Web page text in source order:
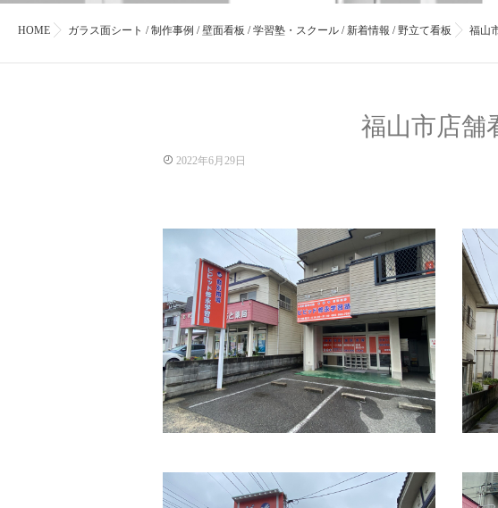
HOME ガラス面シート /制作事例 /壁面看板 /学習塾・スクール /新着情報 /野立て看板 福山
福山市店舗
2022年6月29日